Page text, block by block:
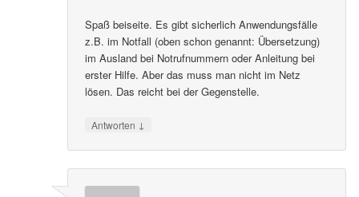
Spaß beiseite. Es gibt sicherlich Anwendungsfälle
z.B. im Notfall (oben schon genannt: Übersetzung)
im Ausland bei Notrufnummern oder Anleitung bei
erster Hilfe. Aber das muss man nicht im Netz
lösen. Das reicht bei der Gegenstelle.
Antworten ↓